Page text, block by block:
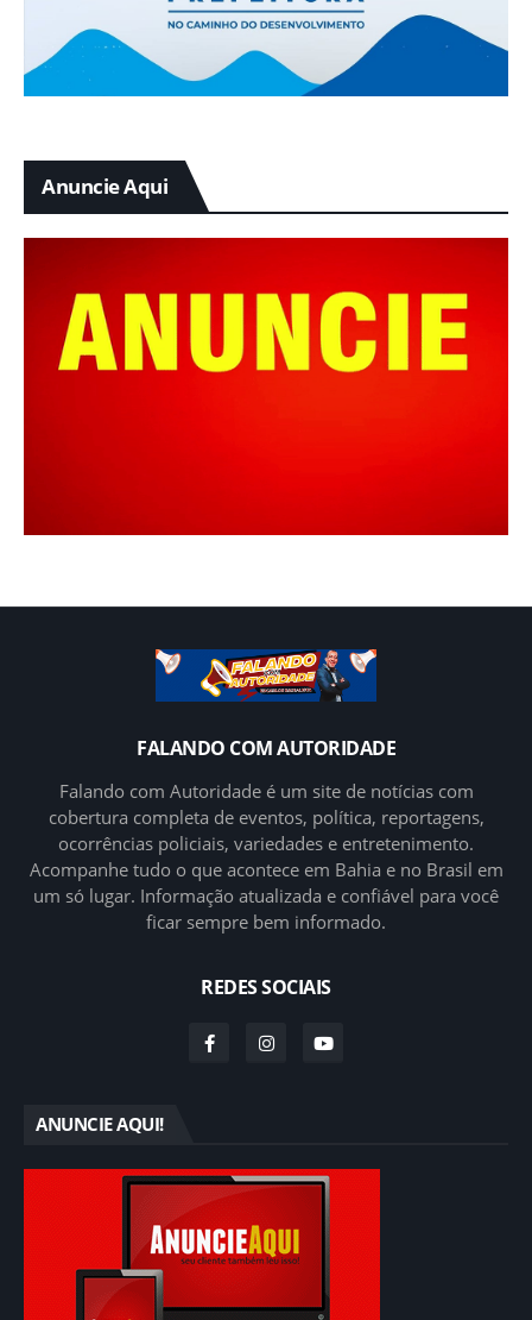
Anuncie Aqui
FALANDO COM AUTORIDADE
Falando com Autoridade é um site de notícias com
cobertura completa de eventos, política, reportagens,
ocorrências policiais, variedades e entretenimento.
Acompanhe tudo o que acontece em Bahia e no Brasil em
um só lugar. Informação atualizada e confiável para você
ficar sempre bem informado.
REDES SOCIAIS
ANUNCIE AQUI!